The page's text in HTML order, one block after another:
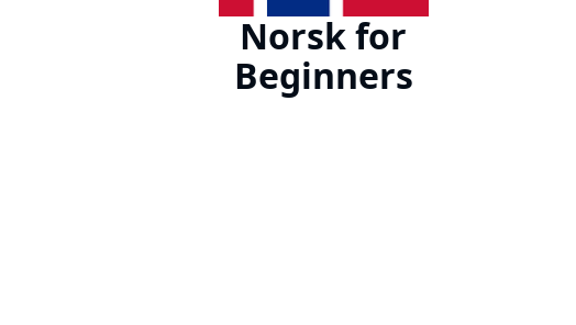
Norsk for
Beginners